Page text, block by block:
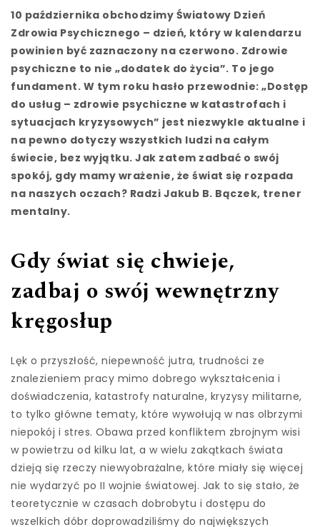
10 października obchodzimy Światowy Dzień
Zdrowia Psychicznego – dzień, który w kalendarzu
powinien być zaznaczony na czerwono. Zdrowie
psychiczne to nie „dodatek do życia”. To jego
fundament. W tym roku hasło przewodnie: „Dostęp
do usług – zdrowie psychiczne w katastrofach i
sytuacjach kryzysowych” jest niezwykle aktualne i
na pewno dotyczy wszystkich ludzi na całym
świecie, bez wyjątku. Jak zatem zadbać o swój
spokój, gdy mamy wrażenie, że świat się rozpada
na naszych oczach? Radzi Jakub B. Bączek, trener
mentalny.
Gdy świat się chwieje,
zadbaj o swój wewnętrzny
kręgosłup
Lęk o przyszłość, niepewność jutra, trudności ze
znalezieniem pracy mimo dobrego wykształcenia i
doświadczenia, katastrofy naturalne, kryzysy militarne,
to tylko główne tematy, które wywołują w nas olbrzymi
niepokój i stres. Obawa przed konfliktem zbrojnym wisi
w powietrzu od kilku lat, a w wielu zakątkach świata
dzieją się rzeczy niewyobrażalne, które miały się więcej
nie wydarzyć po II wojnie światowej. Jak to się stało, że
teoretycznie w czasach dobrobytu i dostępu do
wszelkich dóbr doprowadziliśmy do największych